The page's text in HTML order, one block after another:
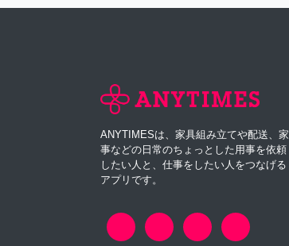
ANYTIMESは、家具組み立てや配送、家
事などの日常のちょっとした用事を依頼
したい人と、仕事をしたい人をつなげる
アプリです。